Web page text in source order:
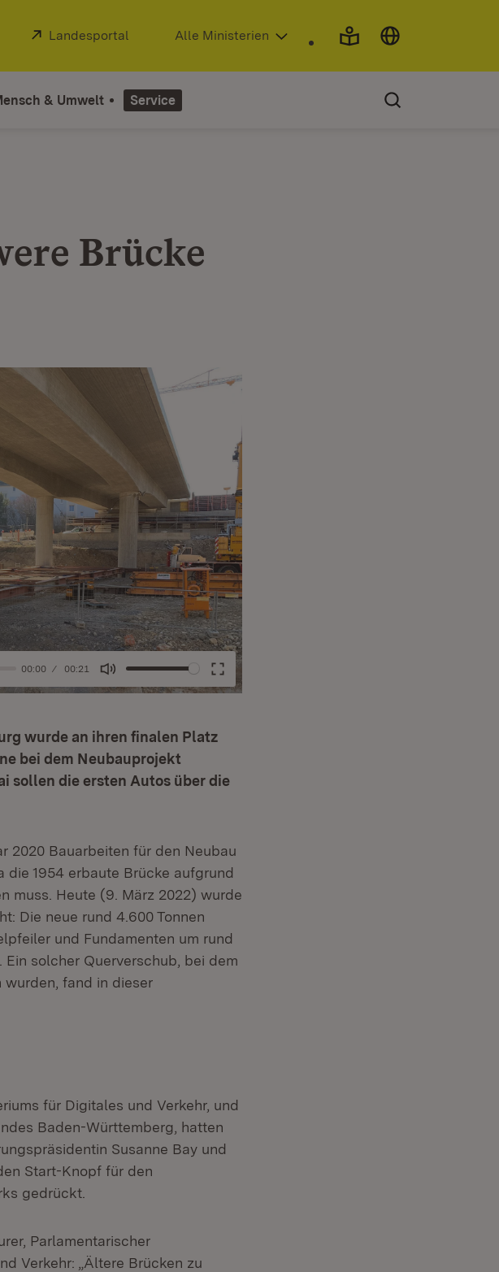
Extern:
Landesportal (Öffnet in neuem Fenster)
Alle Ministerien
& Umwelt Service
Brücke
00:00 00:21
Mute
Enter
wurde an ihren finalen Platz
bei dem Neubauprojekt
sollen die ersten Autos über die
2020 Bauarbeiten für den Neubau
1954 erbaute Brücke aufgrund
muss. Heute (9. März 2022) wurde
Die neue rund 4.600 Tonnen
und Fundamenten um rund
solcher Querverschub, bei dem
fand in dieser
für Digitales und Verkehr, und
Baden-Württemberg, hatten
Susanne Bay und
Start-Knopf für den
gedrückt.
Parlamentarischer
Verkehr: „Ältere Brücken zu